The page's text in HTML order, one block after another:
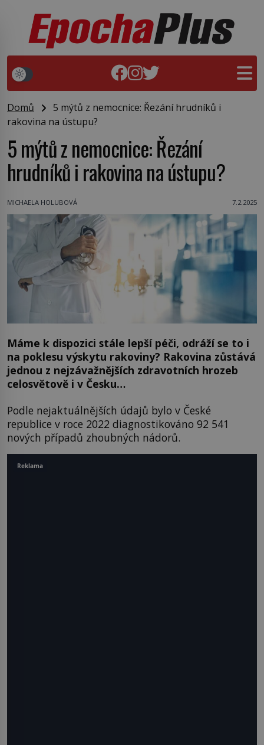
Domů
5 mýtů z nemocnice: Řezání hrudníků i
rakovina na ústupu?
5 mýtů z nemocnice: Řezání
hrudníků i rakovina na ústupu?
MICHAELA HOLUBOVÁ 7.2.2025
Máme k dispozici stále lepší péči, odráží se to i
na poklesu výskytu rakoviny? Rakovina zůstává
jednou z nejzávažnějších zdravotních hrozeb
celosvětově i v Česku…
Podle nejaktuálnějších údajů bylo v České
republice v roce 2022 diagnostikováno 92 541
nových případů zhoubných nádorů.
Reklama